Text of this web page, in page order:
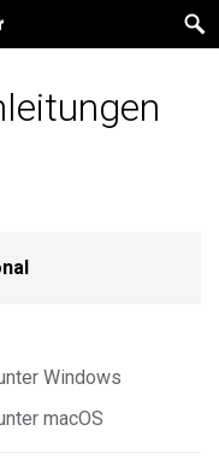
Windows
macOS